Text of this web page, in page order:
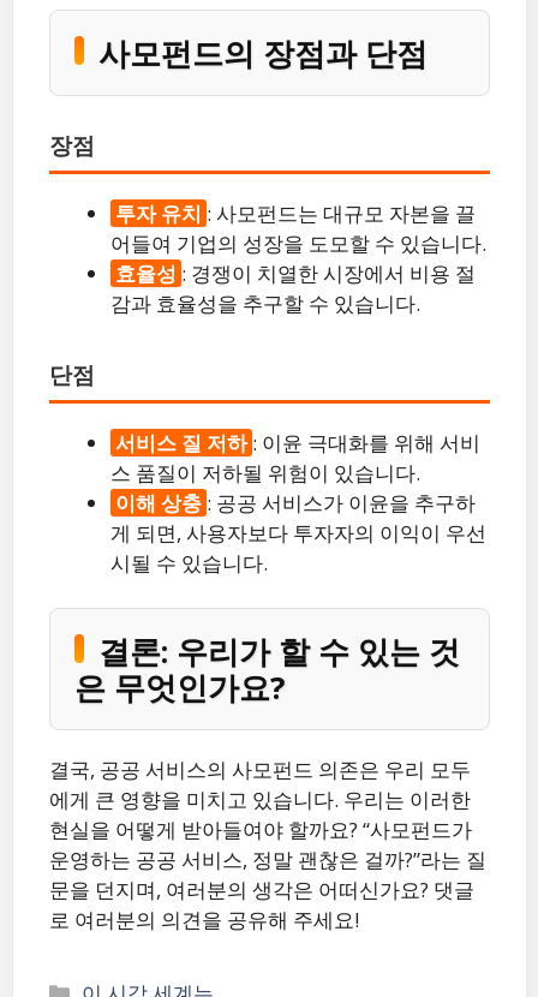
사모펀드의 장점과 단점
장점
투자 유치 : 사모펀드는 대규모 자본을 끌
어들여 기업의 성장을 도모할 수 있습니다.
효율성 : 경쟁이 치열한 시장에서 비용 절
감과 효율성을 추구할 수 있습니다.
단점
서비스 질 저하 : 이윤 극대화를 위해 서비
스 품질이 저하될 위험이 있습니다.
이해 상충 : 공공 서비스가 이윤을 추구하
게 되면, 사용자보다 투자자의 이익이 우선
시될 수 있습니다.
결론: 우리가 할 수 있는 것
은 무엇인가요?
결국, 공공 서비스의 사모펀드 의존은 우리 모두
에게 큰 영향을 미치고 있습니다. 우리는 이러한
현실을 어떻게 받아들여야 할까요? “사모펀드가
운영하는 공공 서비스, 정말 괜찮은 걸까?”라는 질
문을 던지며, 여러분의 생각은 어떠신가요? 댓글
로 여러분의 의견을 공유해 주세요!
카